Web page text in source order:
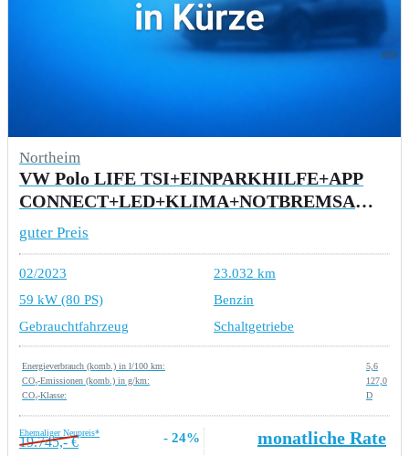
Northeim
VW Polo LIFE TSI+EINPARKHILFE+APP
CONNECT+LED+KLIMA+NOTBREMSASSISTENT+USB
guter Preis
02/2023
23.032 km
59 kW (80 PS)
Benzin
Gebrauchtfahrzeug
Schaltgetriebe
Energieverbrauch (komb.) in l/100 km:
5,6
CO₂-Emissionen (komb.) in g/km:
127,0
CO₂-Klasse:
D
Ehemaliger Neupreis*
19.745,- € - 24% monatliche Rate